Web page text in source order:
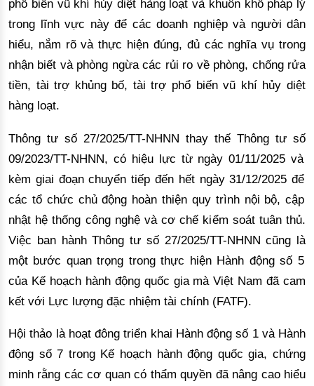
phổ biến vũ khí hủy diệt hàng loạt và khuôn khổ pháp lý
trong lĩnh vực này để các doanh nghiệp và người dân
hiểu, nắm rõ và thực hiện đúng, đủ các nghĩa vụ trong
nhận biết và phòng ngừa các rủi ro về phòng, chống rửa
tiền, tài trợ khủng bố, tài trợ phổ biến vũ khí hủy diệt
hàng loạt.
Thông tư số 27/2025/TT-NHNN thay thế Thông tư số
09/2023/TT-NHNN, cóhiệu lực từngày 01/11/2025 và
kèm giai đoạn chuyển tiếpđến hết ngày 31/12/2025để
các tổchức chủ động hoàn thiện quy trình nội bộ, cập
nhật hệ thống công nghệvàcơ chế kiểm soát tuân thủ.
Việc ban hành Thông tư số27/2025/TT-NHNN cũng là
một bước quan trọng trong thực hiện Hành động số 5
của Kếhoạch hành động quốc gia mà Việt Namđã cam
kết với Lực lượng đặc nhiệm tài chính (FATF).
Hội thảo làhoạt đông triển khai Hành động số 1 vàHành
động số7 trong Kế hoạch hànhđộng quốc gia, chứng
minh rằng các cơ quan có thẩm quyền đãnâng cao hiểu